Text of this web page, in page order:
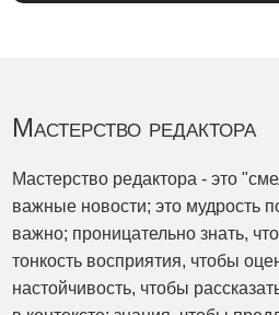
Мастерство редактора
Мастерство редактора - это
важные новости; это мудрость
важно; проницательно знать,
тонкость восприятия, чтобы
настойчивость, чтобы